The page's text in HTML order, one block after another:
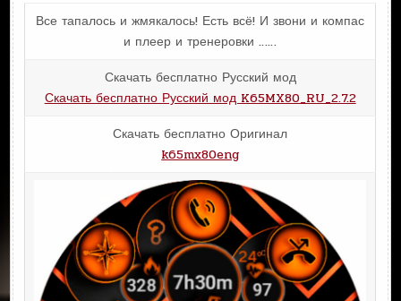
Все тапалось и жмякалось! Есть всё! И звони и компас
и плеер и тренеровки ……
Скачать бесплатно Русский мод
Скачать бесплатно Русский мод K65MX80_RU_2.7.2
Скачать бесплатно Оригинал
k65mx80eng